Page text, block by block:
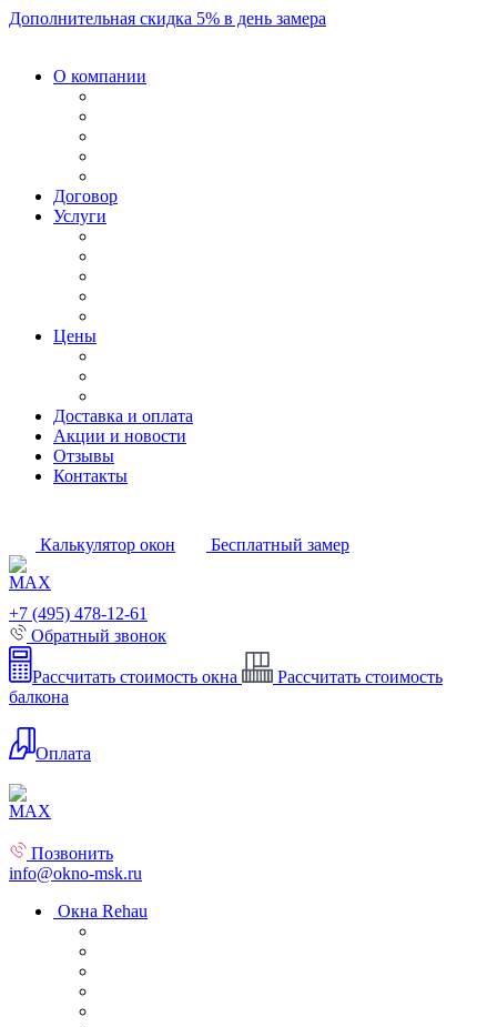
Дополнительная скидка 5% в день замера
О компании
Договор
Услуги
Цены
Доставка и оплата
Акции и новости
Отзывы
Контакты
Калькулятор окон Бесплатный замер
+7 (495) 478-12-61
Обратный звонок
Рассчитать стоимость окна
Рассчитать стоимость
балкона
Оплата
Позвонить
info@okno-msk.ru
Окна Rehau